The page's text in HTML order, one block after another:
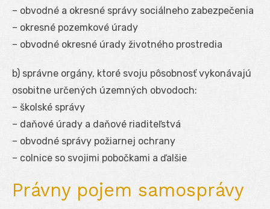
– obvodné a okresné správy sociálneho zabezpečenia
– okresné pozemkové úrady
– obvodné okresné úrady životného prostredia
b) správne orgány, ktoré svoju pôsobnosť vykonávajú
osobitne určených územných obvodoch:
– školské správy
– daňové úrady a daňové riaditeľstvá
– obvodné správy požiarnej ochrany
– colnice so svojimi pobočkami a ďalšie
Právny pojem samosprávy